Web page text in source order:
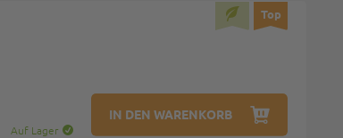
Top
Auf Lager
IN DEN WARENKORB